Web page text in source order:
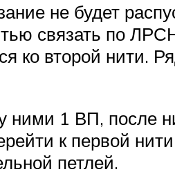
не будет
связать по
ко второй нити.
1 ВП, после
к первой
петлей.